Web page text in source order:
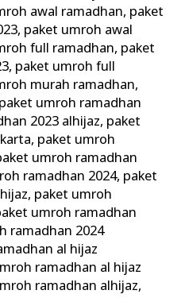
awal ramadhan, paket
, paket umroh awal
full ramadhan, paket
, paket umroh full
murah ramadhan,
paket umroh ramadhan
2023 alhijaz, paket
, paket umroh
umroh ramadhan
ramadhan 2024, paket
, paket umroh
umroh ramadhan
ramadhan 2024
al hijaz
ramadhan al hijaz
ramadhan alhijaz,